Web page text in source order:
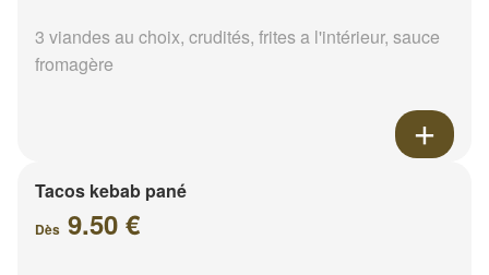
3 viandes au choix, crudités, frites a l'intérieur, sauce
fromagère
Tacos kebab pané
Dès 9.50 €